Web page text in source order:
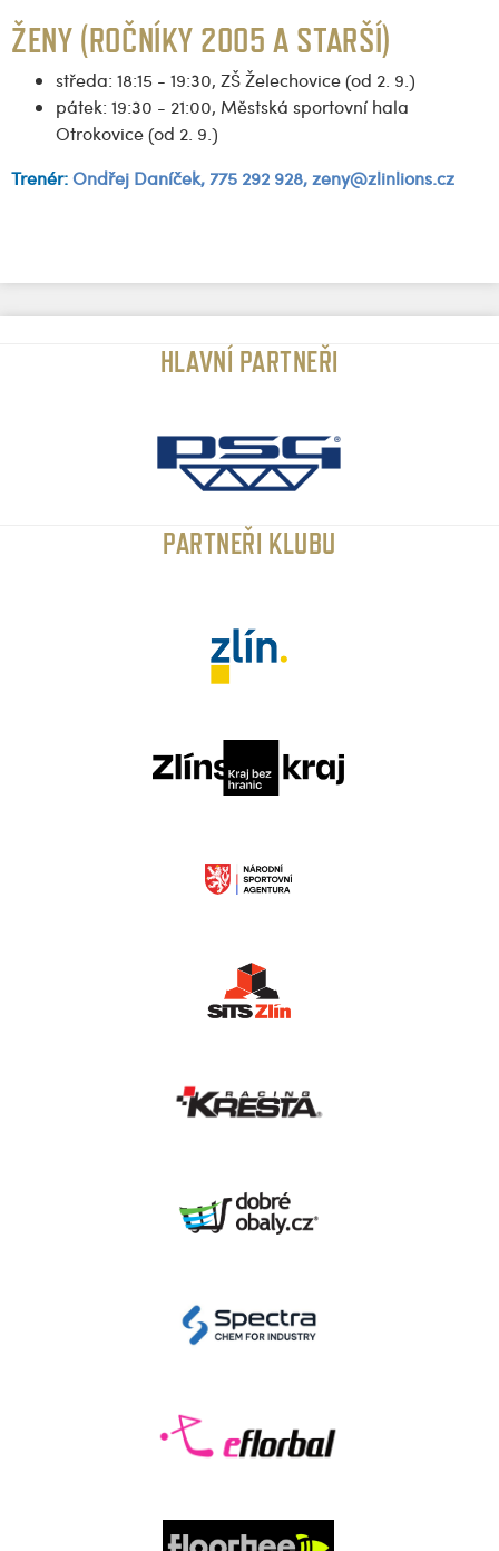
ŽENY (ROČNÍKY 2005 A STARŠÍ)
středa: 18:15 - 19:30, ZŠ Želechovice (od 2. 9.)
pátek: 19:30 - 21:00, Městská sportovní hala
Otrokovice (od 2. 9.)
Trenér:Ondřej Daníček, 775 292 928, zeny@zlinlions.cz
HLAVNÍ PARTNEŘI
PARTNEŘI KLUBU